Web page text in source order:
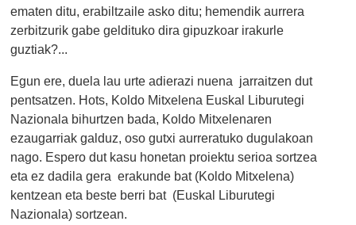
ematen ditu, erabiltzaile asko ditu; hemendik aurrera
zerbitzurik gabe geldituko dira gipuzkoar irakurle
guztiak?...
Egun ere, duela lau urte adierazi nuena jarraitzen dut
pentsatzen. Hots, Koldo Mitxelena Euskal Liburutegi
Nazionala bihurtzen bada, Koldo Mitxelenaren
ezaugarriak galduz, oso gutxi aurreratuko dugulakoan
nago. Espero dut kasu honetan proiektu serioa sortzea
eta ez dadila gera erakunde bat (Koldo Mitxelena)
kentzean eta beste berri bat (Euskal Liburutegi
Nazionala) sortzean.